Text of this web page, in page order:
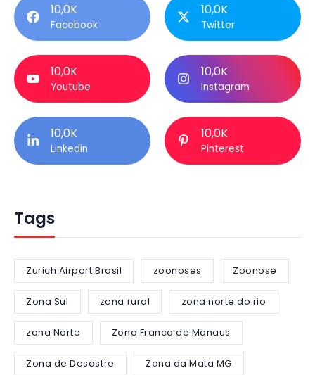
10,0K
Facebook
10,0K
Twitter
10,0K
Youtube
10,0K
Instagram
10,0K
Linkedin
10,0K
Pinterest
Tags
Zurich Airport Brasil zoonoses Zoonose
Zona Sul zona rural zona norte do rio
zona Norte Zona Franca de Manaus
Zona de Desastre Zona da Mata MG